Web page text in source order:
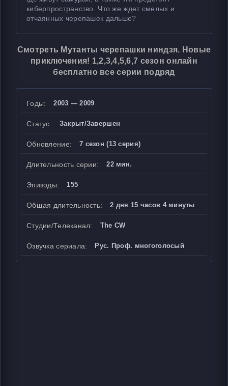
киберпространство. Что же ждет смелых и
отчаянных черепашек дальше?
Смотреть Мутанты черепашки ниндзя. Новые
приключения! 1,2,3,4,5,6,7 сезон онлайн
бесплатно все серии подряд
Годы: 2003 — 2009
Статус: Закрыт/Завершен
Обновление: 7 сезон (13 серия)
Длительность серии: 22 мин.
Эпизоды: 155
Общая длительность: 2 дня 15 часов 4 минуты
Студии/Телеканал: The CW
Озвучка сериала: Рус. Проф. многоголосый